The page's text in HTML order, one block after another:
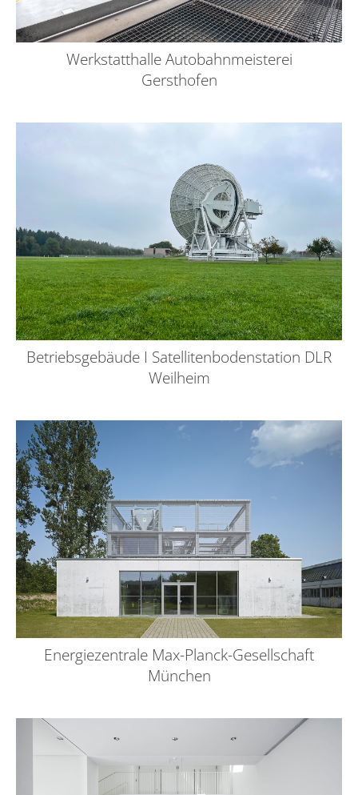
Werkstatthalle Autobahnmeisterei
Gersthofen
Betriebsgebäude I Satellitenbodenstation DLR
Weilheim
Energiezentrale Max-Planck-Gesellschaft
München